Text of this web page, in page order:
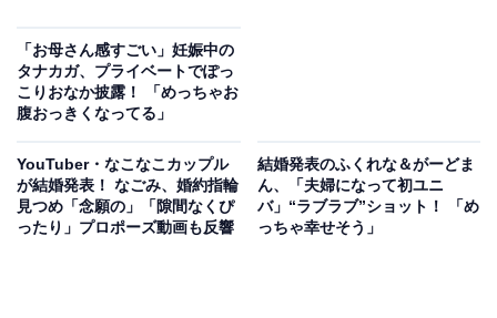
「お母さん感すごい」妊娠中の
タナカガ、プライベートでぽっ
こりおなか披露！ 「めっちゃお
腹おっきくなってる」
YouTuber・なこなこカップル
が結婚発表！ なごみ、婚約指輪
見つめ「念願の」「隙間なくぴ
ったり」プロポーズ動画も反響
結婚発表のふくれな＆がーどま
ん、「夫婦になって初ユニ
バ」“ラブラブ”ショット！ 「め
っちゃ幸せそう」